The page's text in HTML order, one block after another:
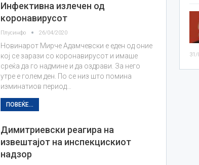
Инфективна излечен од
коронавирусот
Плусинфо 26/04/2020
Новинарот Мирче Адамчевски е еден од оние
кој се зарази со коронавирусот и имаше
среќа да го надмине и да оздрави. За него
утре е голем ден. По се низ што помина
изминатиов период…
ПОВЕЌЕ...
Димитриевски реагира на
извештајот на инспекцискиот
надзор
31/